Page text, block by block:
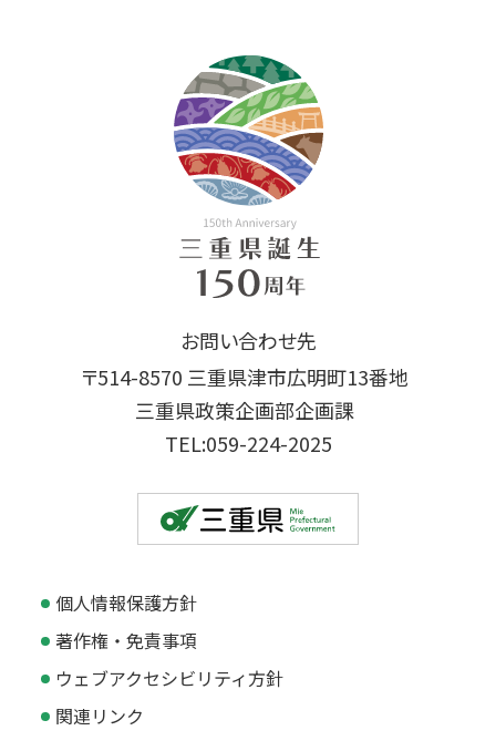
お問い合わせ先
〒514-8570 三重県津市広明町13番地
三重県政策企画部企画課
TEL:059-224-2025
個人情報保護方針
著作権・免責事項
ウェブアクセシビリティ方針
関連リンク